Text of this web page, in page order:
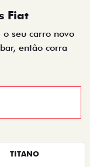
Fiat
o seu carro novo
então corra
TITANO